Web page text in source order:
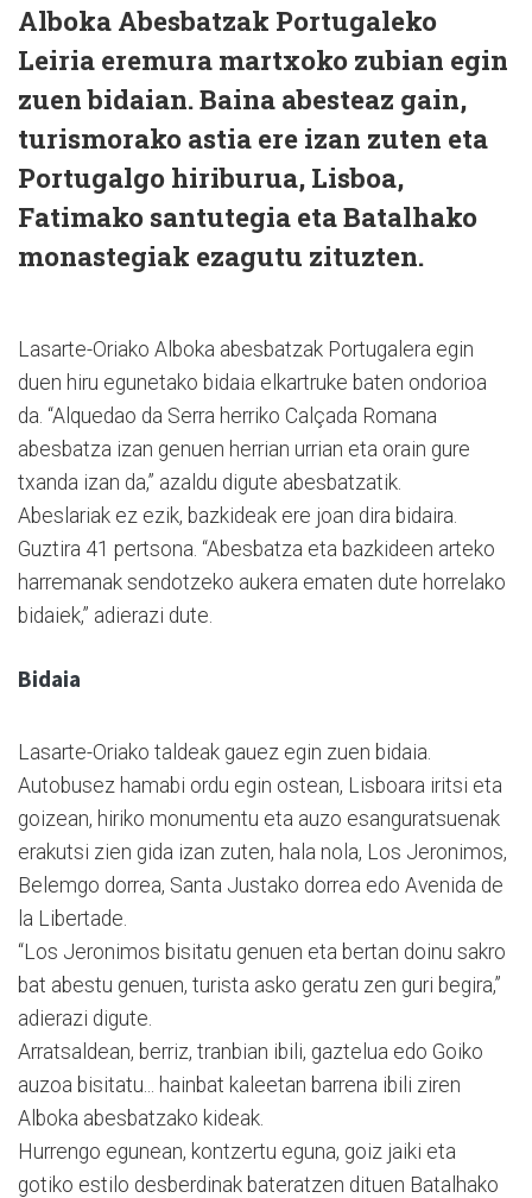
Alboka Abesbatzak Portugaleko
Leiria eremura martxoko zubian egin
zuen bidaian. Baina abesteaz gain,
turismorako astia ere izan zuten eta
Portugalgo hiriburua, Lisboa,
Fatimako santutegia eta Batalhako
monastegiak ezagutu zituzten.
Lasarte-Oriako Alboka abesbatzak Portugalera egin
duen hiru egunetako bidaia elkartruke baten ondorioa
da. “Alquedao da Serra herriko Calçada Romana
abesbatza izan genuen herrian urrian eta orain gure
txanda izan da,” azaldu digute abesbatzatik.
Abeslariak ez ezik, bazkideak ere joan dira bidaira.
Guztira 41 pertsona. “Abesbatza eta bazkideen arteko
harremanak sendotzeko aukera ematen dute horrelako
bidaiek,” adierazi dute.
Bidaia
Lasarte-Oriako taldeak gauez egin zuen bidaia.
Autobusez hamabi ordu egin ostean, Lisboara iritsi eta
goizean, hiriko monumentu eta auzo esanguratsuenak
erakutsi zien gida izan zuten, hala nola, Los Jeronimos,
Belemgo dorrea, Santa Justako dorrea edo Avenida de
la Libertade.
“Los Jeronimos bisitatu genuen eta bertan doinu sakro
bat abestu genuen, turista asko geratu zen guri begira,”
adierazi digute.
Arratsaldean, berriz, tranbian ibili, gaztelua edo Goiko
auzoa bisitatu... hainbat kaleetan barrena ibili ziren
Alboka abesbatzako kideak.
Hurrengo egunean, kontzertu eguna, goiz jaiki eta
gotiko estilo desberdinak bateratzen dituen Batalhako